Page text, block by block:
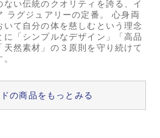
ない伝統のクオリティを誇る、イ
ラグジュアリーの定番。 心身両
いて自分の体を慈しむという理念
に「シンプルなデザイン」「高品
天然素材」の３原則を守り続けて
の商品をもっとみる